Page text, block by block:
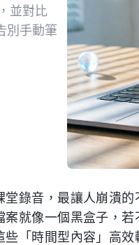
並對比
別手動筆
錄音，最讓人崩潰
就像一個黑盒子，
「時間型內容」高